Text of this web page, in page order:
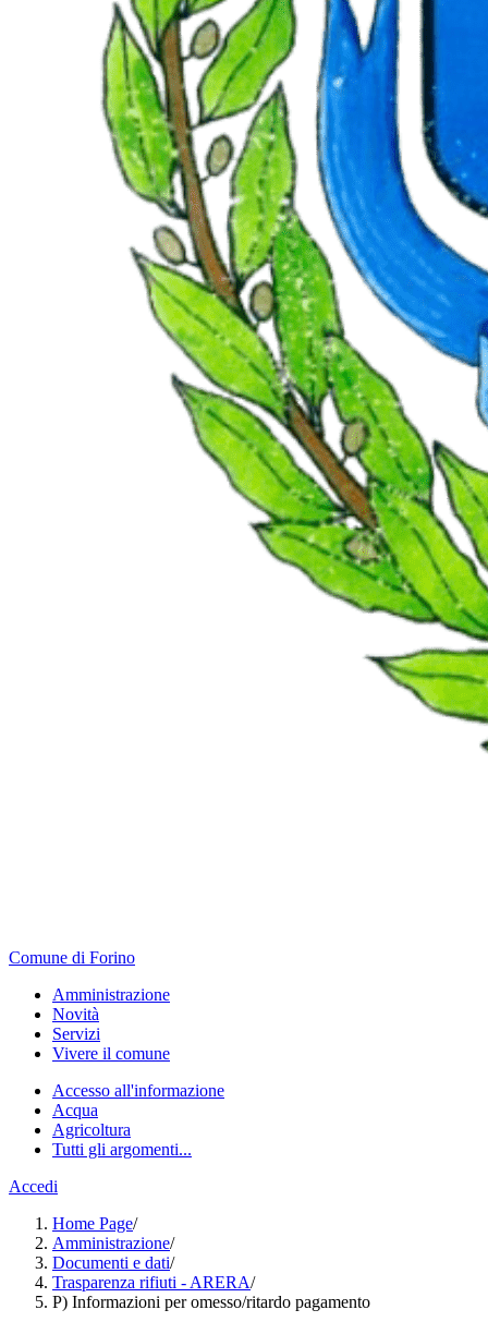
Comune di Forino
Amministrazione
Novità
Servizi
Vivere il comune
Accesso all'informazione
Acqua
Agricoltura
Tutti gli argomenti...
Accedi
Home Page/
Amministrazione/
Documenti e dati/
Trasparenza rifiuti - ARERA/
P) Informazioni per omesso/ritardo pagamento